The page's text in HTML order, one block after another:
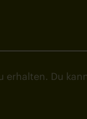
erhalten. Du